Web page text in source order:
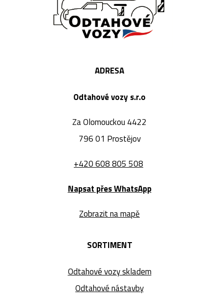
ADRESA
Odtahové vozy s.r.o
Za Olomouckou 4422
796 01 Prostějov
+420 608 805 508
Napsat přes WhatsApp
Zobrazit na mapě
SORTIMENT
Odtahové vozy skladem
Odtahové nástavby